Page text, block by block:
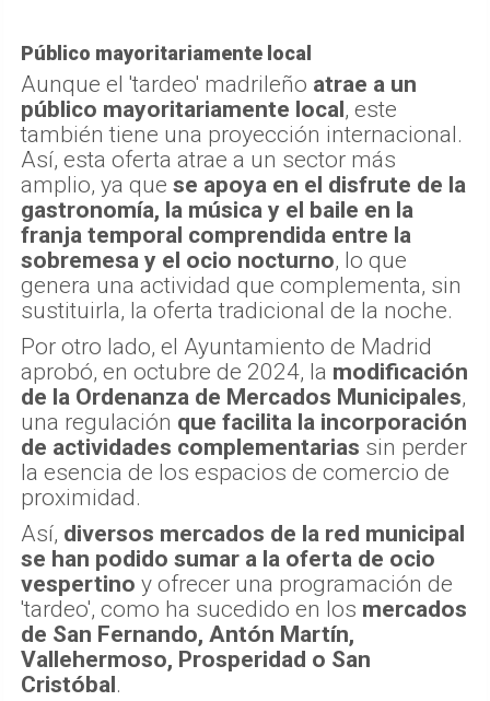
Público mayoritariamente local
Aunque el 'tardeo' madrileño atrae a un
público mayoritariamente local, este
también tiene una proyección internacional.
Así, esta oferta atrae a un sector más
amplio, ya que se apoya en el disfrute de la
gastronomía, la música y el baile en la
franja temporal comprendida entre la
sobremesa y el ocio nocturno, lo que
genera una actividad que complementa, sin
sustituirla, la oferta tradicional de la noche.
Por otro lado, el Ayuntamiento de Madrid
aprobó, en octubre de 2024, la modificación
de la Ordenanza de Mercados Municipales,
una regulación que facilita la incorporación
de actividades complementarias sin perder
la esencia de los espacios de comercio de
proximidad.
Así, diversos mercados de la red municipal
se han podido sumar a la oferta de ocio
vespertino y ofrecer una programación de
'tardeo', como ha sucedido en los mercados
de San Fernando, Antón Martín,
Vallehermoso, Prosperidad o San
Cristóbal.